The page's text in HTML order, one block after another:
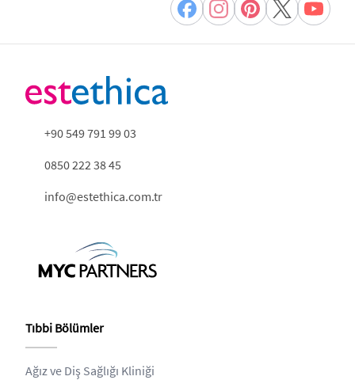
+90 549 791 99 03
0850 222 38 45
info@estethica.com.tr
Tıbbi Bölümler
Ağız ve Diş Sağlığı Kliniği